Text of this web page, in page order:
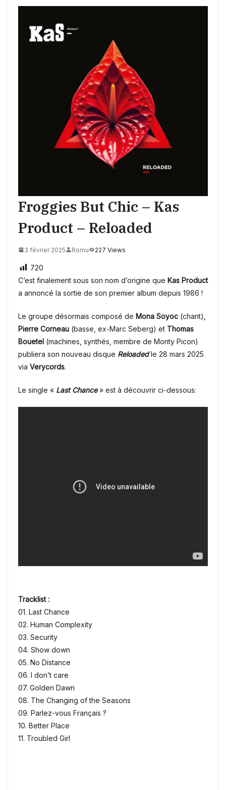
Froggies But Chic – Kas
Product – Reloaded
3 février 2025 Romu 227 Views
720
C’est finalement sous son nom d’origine que Kas Product
a annoncé la sortie de son premier album depuis 1986 !
Le groupe désormais composé de Mona Soyoc (chant),
Pierre Corneau (basse, ex-Marc Seberg) et Thomas
Bouetel (machines, synthés, membre de Monty Picon)
publiera son nouveau disque Reloadedle 28 mars 2025
via Verycords.
Le single « Last Chance» est à découvrir ci-dessous:
Tracklist :
01. Last Chance
02. Human Complexity
03. Security
04. Show down
05. No Distance
06. I don’t care
07. Golden Dawn
08. The Changing of the Seasons
09. Parlez-vous Français ?
10. Better Place
11. Troubled Girl